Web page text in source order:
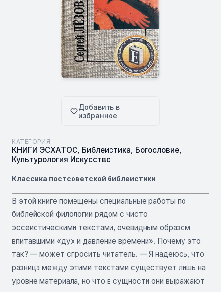
Добавить в
избранное
КАТЕГОРИЯ
КНИГИ ЭСХАТОС, Библеистика, Богословие,
Культурология Искусство
Классика постсоветской библеистики
В этой книге помещены специальные работы по
библейской филологии рядом с чисто
эссеистическими текстами, очевидным образом
впитавшими «дух и давление времени». Почему это
так? — может спросить читатель. — Я надеюсь, что
разница между этими текстами существует лишь на
уровне материала, но что в сущности они выражают